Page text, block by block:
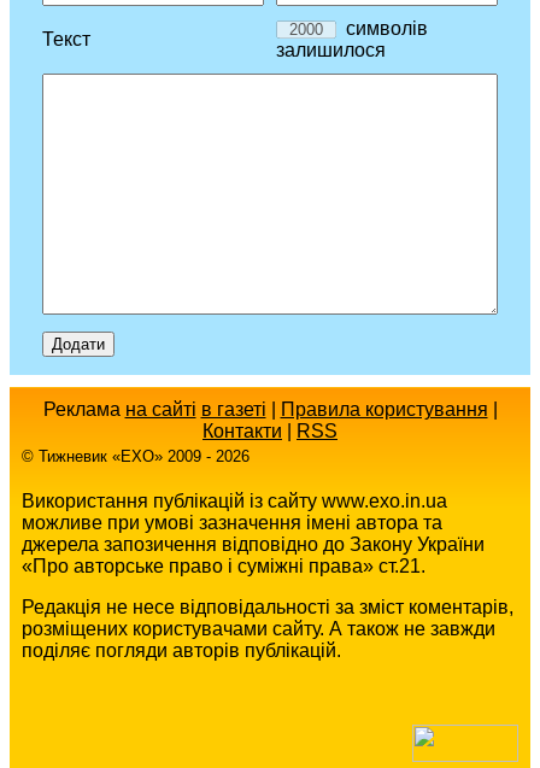
Текст
символів
залишилося
Реклама на сайті в газеті Правила користування
Контакти
RSS
© Тижневик «EХO» 2009 - 2026
Використання публікацій із сайту www.exo.in.ua
можливе при умові зазначення імені автора та
джерела запозичення відповідно до Закону України
«Про авторське право і суміжні права» ст.21.
Редакція не несе відповідальності за зміст коментарів,
розміщених користувачами сайту. А також не завжди
поділяє погляди авторів публікацій.